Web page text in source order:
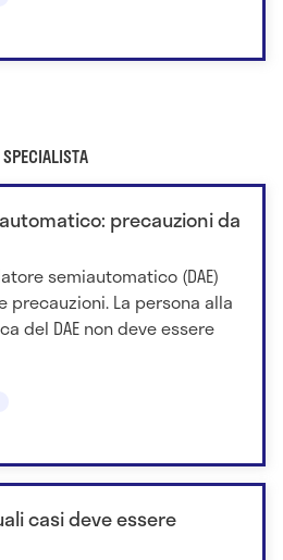
precauzioni da
semiautomatico (DAE)
precauzioni. La persona alla
del DAE non deve essere
casi deve essere